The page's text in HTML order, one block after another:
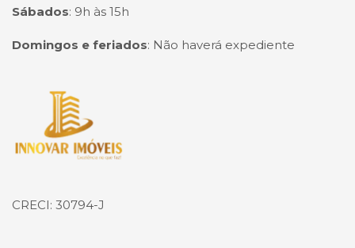
Sábados: 9h às 15h
Domingos e feriados: Não haverá expediente
Página inicial
CRECI: 30794-J